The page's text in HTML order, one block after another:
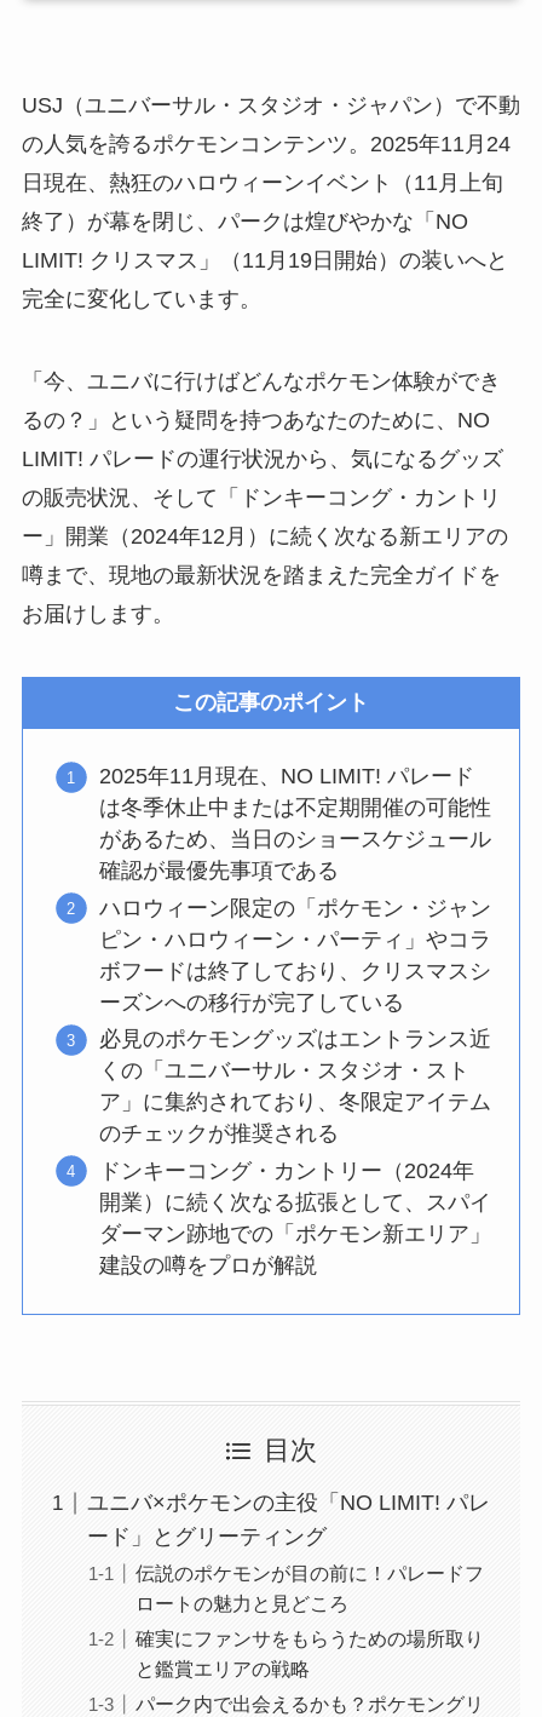
USJ（ユニバーサル・スタジオ・ジャパン）で不動
の人気を誇るポケモンコンテンツ。2025年11月24
日現在、熱狂のハロウィーンイベント（11月上旬
終了）が幕を閉じ、パークは煌びやかな「NO
LIMIT! クリスマス」（11月19日開始）の装いへと
完全に変化しています。
「今、ユニバに行けばどんなポケモン体験ができ
るの？」という疑問を持つあなたのために、NO
LIMIT! パレードの運行状況から、気になるグッズ
の販売状況、そして「ドンキーコング・カントリ
ー」開業（2024年12月）に続く次なる新エリアの
噂まで、現地の最新状況を踏まえた完全ガイドを
お届けします。
この記事のポイント
2025年11月現在、NO LIMIT! パレード
は冬季休止中または不定期開催の可能性
があるため、当日のショースケジュール
確認が最優先事項である
ハロウィーン限定の「ポケモン・ジャン
ピン・ハロウィーン・パーティ」やコラ
ボフードは終了しており、クリスマスシ
ーズンへの移行が完了している
必見のポケモングッズはエントランス近
くの「ユニバーサル・スタジオ・スト
ア」に集約されており、冬限定アイテム
のチェックが推奨される
ドンキーコング・カントリー（2024年
開業）に続く次なる拡張として、スパイ
ダーマン跡地での「ポケモン新エリア」
建設の噂をプロが解説
目次
ユニバ×ポケモンの主役「NO LIMIT! パレ
ード」とグリーティング
伝説のポケモンが目の前に！パレードフ
ロートの魅力と見どころ
確実にファンサをもらうための場所取り
と鑑賞エリアの戦略
パーク内で出会えるかも？ポケモングリ